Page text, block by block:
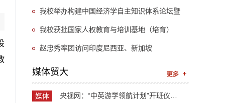
近平总书记关于推动哲学社会科学高质量发展的重
要指示精神
我校举办构建中国经济学自主知识体系论坛暨
《中国开放型经济学》教学研讨会
我校获批国家人权教育与培训基地（培育）
赵忠秀率团访问印度尼西亚、新加坡
媒体贸大
媒体